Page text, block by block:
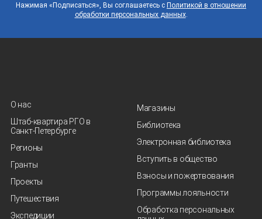
Нажимая «Подписаться», Вы соглашаетесь с Политикой в отношении
обработки персональных данных.
О нас
Штаб-квартира РГО в
Санкт‑Петербурге
Регионы
Гранты
Проекты
Путешествия
Экспедиции
Магазины
Библиотека
Электронная библиотека
Вступить в общество
Взносы и пожертвования
Программы лояльности
Обработка персональных